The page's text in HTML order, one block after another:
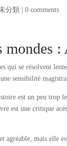
分類 |0 comments
mondes
qui se résolvent
sensibilité
est un peu trop
est une critique
agréable, mais elle